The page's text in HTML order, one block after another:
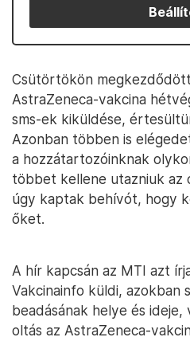
Csütörtökön
AstraZeneca-vakcina
sms-ek kiküldése,
Azonban többen is
a hozzátartozóinknak
többet kellene utazniuk az
úgy kaptak behívót, hogy
őket.
A hír kapcsán az MTI azt
Vakcinainfo küldi, azokban
beadásának helye és
oltás az AstraZeneca-